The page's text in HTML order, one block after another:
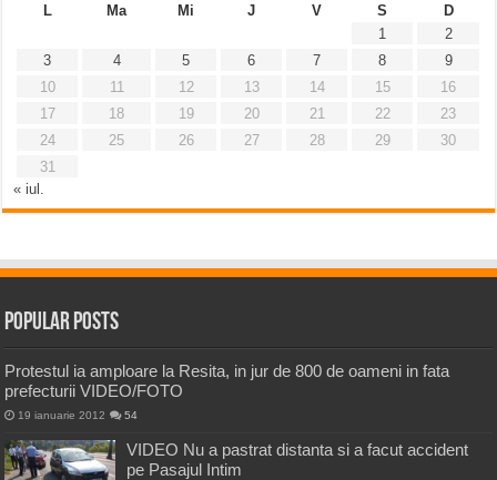
L
Ma Mi J V S
D
1
2
3
4 5 6 7 8
9
10
11 12 13 14 15
16
17
18 19 20 21 22
23
24
25 26 27 28 29
30
31
« iul.
Popular Posts
Protestul ia amploare la Resita, in jur de 800 de oameni in fata
prefecturii VIDEO/FOTO
19 ianuarie 2012 54
VIDEO Nu a pastrat distanta si a facut accident
pe Pasajul Intim